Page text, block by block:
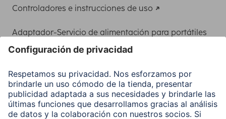
Controladores e instrucciones de uso
Adaptador-Servicio de alimentación para portátiles
Clientes online
Conviértete en distribuidor